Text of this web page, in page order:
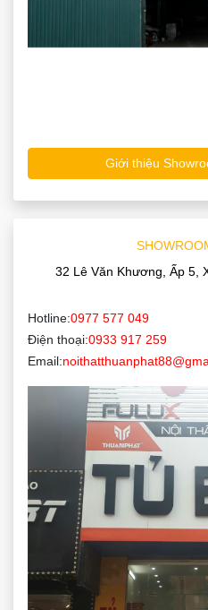
Giới thiệu
32 Lê Văn Khương, Ấp 5,
Hotline:0977 577 049
Điện thoại:0933 917 259
Email: